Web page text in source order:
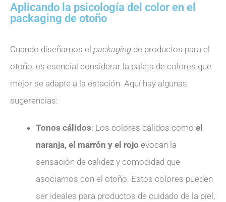
Aplicando la psicología del color en el
packaging de otoño
Cuando diseñamos el packaging de productos para el
otoño, es esencial considerar la paleta de colores que
mejor se adapte a la estación. Aquí hay algunas
sugerencias:
Tonos cálidos: Los colores cálidos como el
naranja, el marrón y el rojo evocan la
sensación de calidez y comodidad que
asociamos con el otoño. Estos colores pueden
ser ideales para productos de cuidado de la piel,